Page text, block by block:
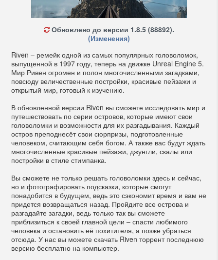
Обновлено до версии 1.8.5 (88892).
(Изменения)
Riven – ремейк одной из самых популярных головоломок,
выпущенной в 1997 году, теперь на движке Unreal Engine 5.
Мир Ривен огромен и полон многочисленными загадками,
повсюду величественные постройки, красивые пейзажи и
открытый мир, готовый к изучению.
В обновленной версии Riven вы сможете исследовать мир и
путешествовать по серии островов, которые имеют свои
головоломки и возможности для их разгадывания. Каждый
остров преподнесёт свои сюрпризы, подготовленные
человеком, считающим себя богом. А также вас будут ждать
многочисленные красивые пейзажи, джунгли, скалы или
постройки в стиле стимпанка.
Вы сможете не только решать головоломки здесь и сейчас,
но и фотографировать подсказки, которые смогут
понадобится в будущем, ведь это сэкономит время и вам не
придется возвращаться назад. Пройдите все острова и
разгадайте загадки, ведь только так вы сможете
приблизиться к своей главной цели – спасти любимого
человека и остановить её похитителя, а позже убраться
отсюда. У нас вы можете скачать Riven торрент последнюю
версию бесплатно на компьютер.